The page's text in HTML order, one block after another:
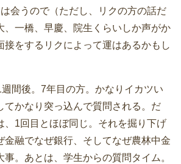
会うので（ただし、リクの方の話だ
、一橋、早慶、院生くらいしか声がか
接をするリクによって運はあるかもし
間後。7年目の方。かなりイカツい
てかなり突っ込んで質問される。だ
、1回目とほぼ同じ。それを掘り下げ
金融でなぜ銀行、そしてなぜ農林中金
。あとは、学生からの質問タイム。